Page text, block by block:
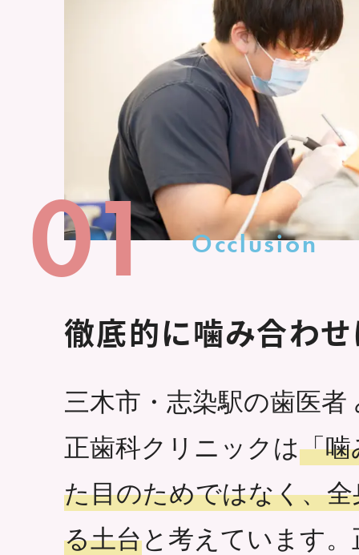
01 Occlusion
徹底的に噛み合わせ
三木市・志染駅の歯医者
正歯科クリニックは「噛
た目のためではなく、
る土台と考えています